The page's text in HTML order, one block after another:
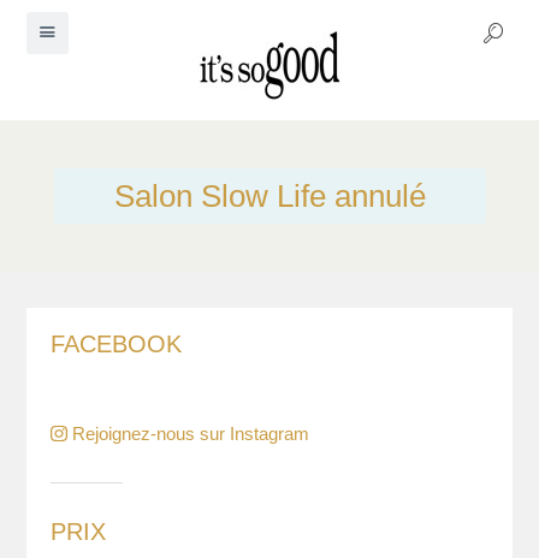
Salon Slow Life annulé
FACEBOOK
Rejoignez-nous sur Instagram
PRIX